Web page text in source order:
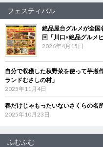
フェスティバル
絶品屋台グルメが全
回「川口×絶品グルメ
2026年4月15日
自分で収穫した秋野菜を使って芋
ランドむさしの村」
2025年11月4日
春だけじゃもったいないさくらの名
2025年10月23日
ふむふむ